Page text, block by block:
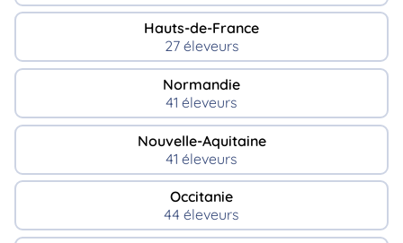
Hauts-de-France
27 éleveurs
Normandie
41 éleveurs
Nouvelle-Aquitaine
41 éleveurs
Occitanie
44 éleveurs